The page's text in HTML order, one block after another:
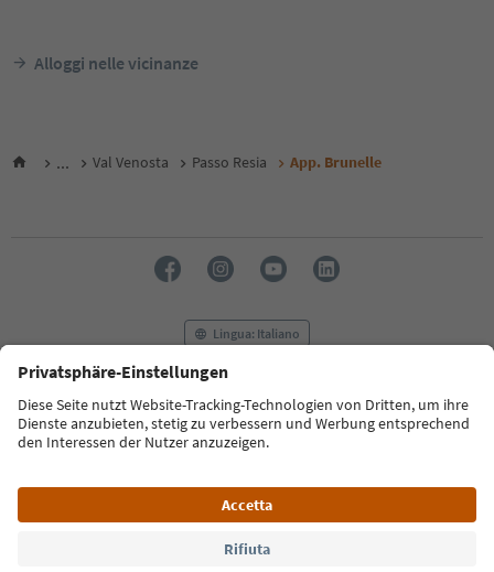
Alloggi nelle vicinanze
... Val Venosta Passo Resia App. Brunelle
Lingua: Italiano
FAQ Contatti Press MICE
Privacy Policy
Termini e condizioni
Crediti
Cookie Policy
Alto Adige B2B